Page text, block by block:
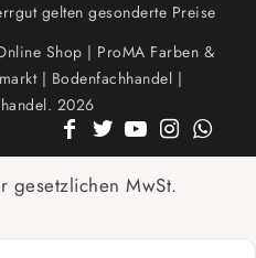
gelten gesonderte Preise
Shop | ProMA Farben &
| Bodenfachhandel |
2026
gesetzlichen MwSt.